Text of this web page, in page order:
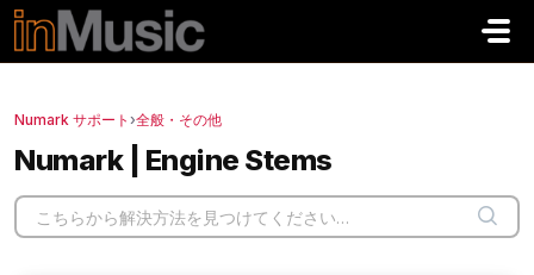
メインコンテンツに移動
Numark サポート ›全般・その他
Numark | Engine Stems